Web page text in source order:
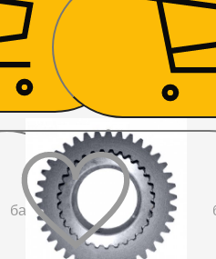
2 250
До
бажаного